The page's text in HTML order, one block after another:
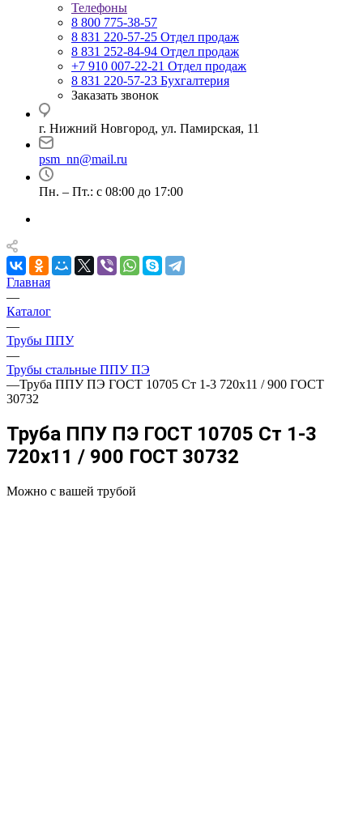
Телефоны
8 800 775-38-57
8 831 220-57-25 Отдел продаж
8 831 252-84-94 Отдел продаж
+7 910 007-22-21 Отдел продаж
8 831 220-57-23 Бухгалтерия
Заказать звонок
г. Нижний Новгород, ул. Памирская, 11
psm_nn@mail.ru
Пн. – Пт.: с 08:00 до 17:00
Главная
—
Каталог
—
Трубы ППУ
—
Трубы стальные ППУ ПЭ
—Труба ППУ ПЭ ГОСТ 10705 Ст 1-3 720x11 / 900 ГОСТ
30732
Труба ППУ ПЭ ГОСТ 10705 Ст 1-3
720x11 / 900 ГОСТ 30732
Можно с вашей трубой